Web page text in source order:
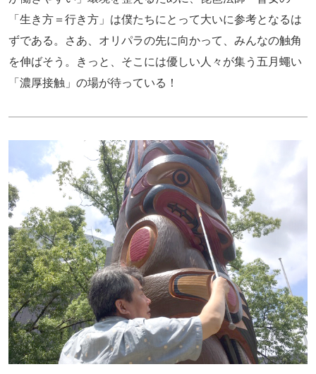
「生き方＝行き方」は僕たちにとって大いに参考となるは
ずである。さあ、オリパラの先に向かって、みんなの触角
を伸ばそう。きっと、そこには優しい人々が集う五月蠅い
「濃厚接触」の場が待っている！